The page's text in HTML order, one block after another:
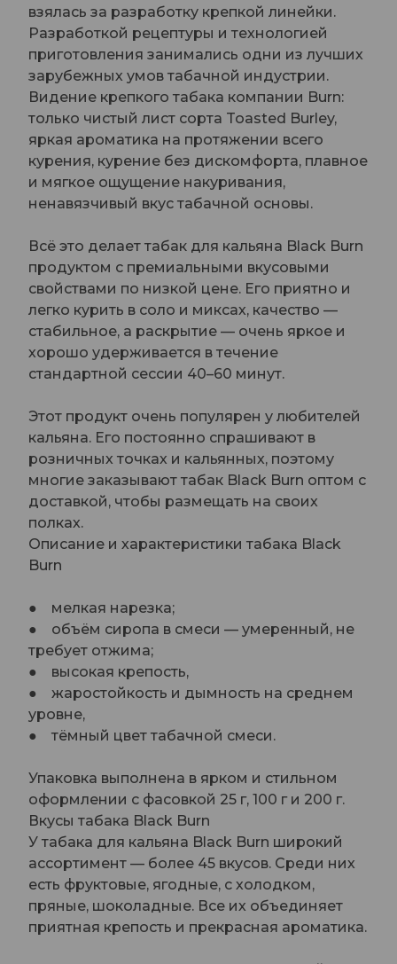
взялась за разработку крепкой линейки.
Разработкой рецептуры и технологией
приготовления занимались одни из лучших
зарубежных умов табачной индустрии.
Видение крепкого табака компании Burn:
только чистый лист сорта Toasted Burley,
яркая ароматика на протяжении всего
курения, курение без дискомфорта, плавное
и мягкое ощущение накуривания,
ненавязчивый вкус табачной основы.
Всё это делает табак для кальяна Black Burn
продуктом с премиальными вкусовыми
свойствами по низкой цене. Его приятно и
легко курить в соло и миксах, качество —
стабильное, а раскрытие — очень яркое и
хорошо удерживается в течение
стандартной сессии 40–60 минут.
Этот продукт очень популярен у любителей
кальяна. Его постоянно спрашивают в
розничных точках и кальянных, поэтому
многие заказывают табак Black Burn оптом с
доставкой, чтобы размещать на своих
полках.
Описание и характеристики табака Black
Burn
● мелкая нарезка;
● объём сиропа в смеси — умеренный, не
требует отжима;
● высокая крепость,
● жаростойкость и дымность на среднем
уровне,
● тёмный цвет табачной смеси.
Упаковка выполнена в ярком и стильном
оформлении с фасовкой 25 г, 100 г и 200 г.
Вкусы табака Black Burn
У табака для кальяна Black Burn широкий
ассортимент — более 45 вкусов. Среди них
есть фруктовые, ягодные, с холодком,
пряные, шоколадные. Все их объединяет
приятная крепость и прекрасная ароматика.